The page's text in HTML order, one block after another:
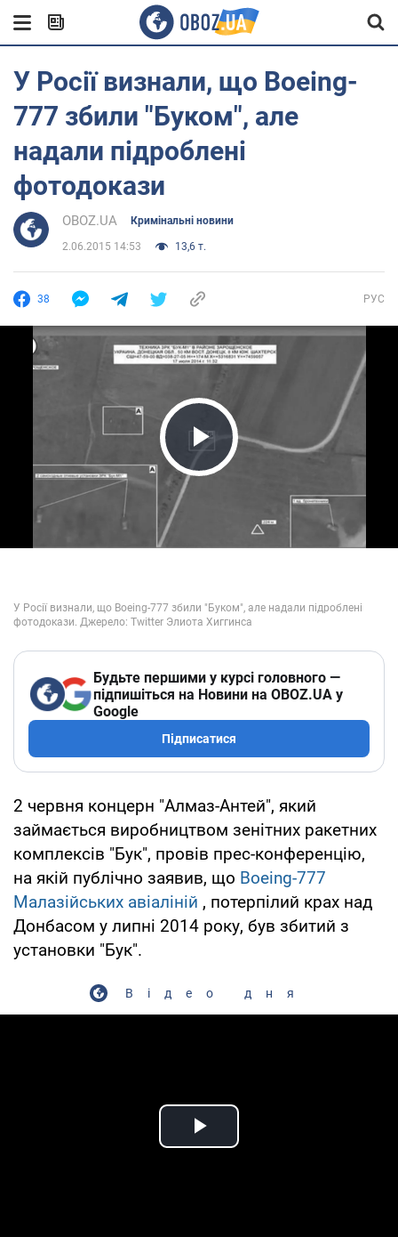
У Росії визнали, що Boeing-
777 збили "Буком", але
надали підроблені
фотодокази
OBOZ.UA Кримінальні новини
2.06.2015 14:53 13,6 т.
38 РУС
Play Video
Будьте першими у курсі головного —
підпишіться на Новини на OBOZ.UA у
Google
Підписатися
2 червня концерн "Алмаз-Антей", який
займається виробництвом зенітних ракетних
комплексів "Бук", провів прес-конференцію,
на якій публічно заявив, що Boeing-777
Малазійських авіаліній , потерпілий крах над
Донбасом у липні 2014 року, був збитий з
установки "Бук".
Відео дня
Play Video